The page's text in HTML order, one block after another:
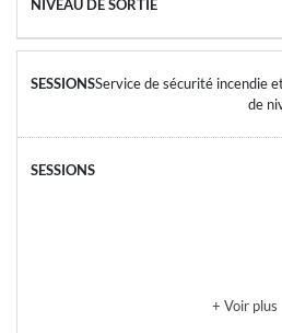
Service de sécurité incendie
de
+ Voir plus